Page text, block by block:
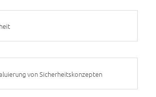
von Sicherheitskonzepten